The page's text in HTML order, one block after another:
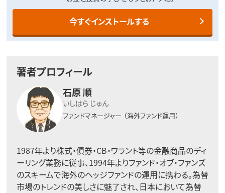
今すぐインストールする
著者プロフィール
石原 順
いしはら じゅん
ファンドマネージャー （海外ファンド運用）
1987年より株式・債券・CB・ワラント等の金融商品のディ
ーリング業務に従事、1994年よりファンド・オブ・ファンズ
のスキームで海外のヘッジファンドの運用に携わる。為替
市場のトレンドの美しさに魅了され、日本において為替